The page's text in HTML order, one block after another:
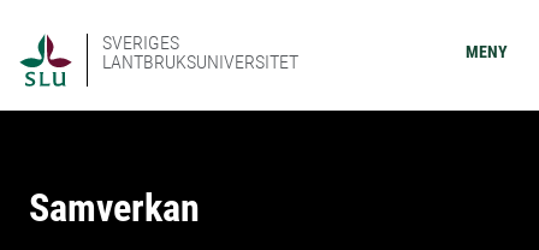
SVERIGES
LANTBRUKSUNIVERSITET
MENY
Samverkan